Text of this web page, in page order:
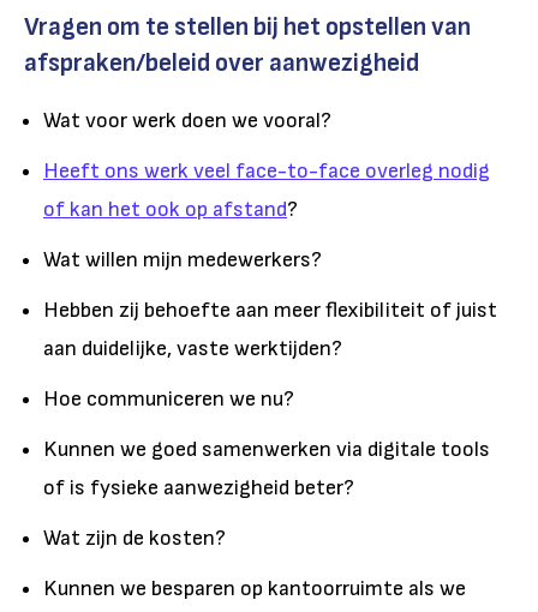
Vragen om te stellen bij het opstellen van
afspraken/beleid over aanwezigheid
Wat voor werk doen we vooral?
Heeft ons werk veel face-to-face overleg nodig
of kan het ook op afstand?
Wat willen mijn medewerkers?
Hebben zij behoefte aan meer flexibiliteit of juist
aan duidelijke, vaste werktijden?
Hoe communiceren we nu?
Kunnen we goed samenwerken via digitale tools
of is fysieke aanwezigheid beter?
Wat zijn de kosten?
Kunnen we besparen op kantoorruimte als we